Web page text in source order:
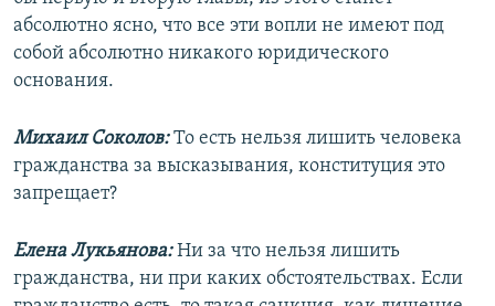
абсолютно ясно, что все эти вопли не имеют под
собой абсолютно никакого юридического
основания.
Михаил Соколов:То есть нельзя лишить человека
гражданства за высказывания, конституция это
запрещает?
Елена Лукьянова:Ни за что нельзя лишить
гражданства, ни при каких обстоятельствах. Если